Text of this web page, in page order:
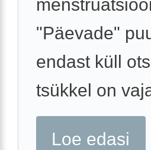
"Päevade"
endast küll
tsükkel on
Loe edasi